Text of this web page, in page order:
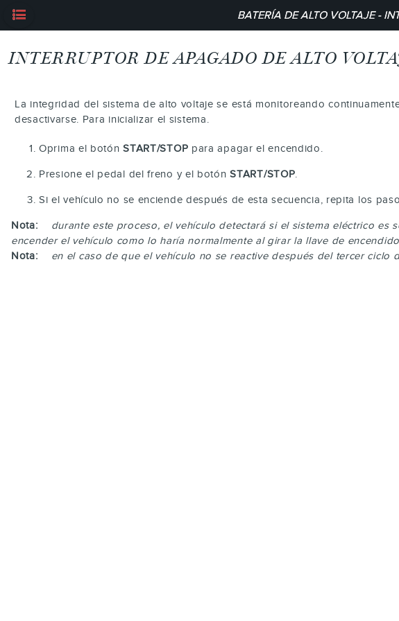
BATERÍA DE ALTO VOLTAJE -
INTERRUPTOR DE APAGADO DE ALTO
La integridad del sistema de alto voltaje se está monitoreando
desactivarse. Para inicializar el sistema.
Oprima el botónSTART/STOP para apagar el encendido.
Presione el pedal del freno y el botónSTART/STOP.
Si el vehículo no se enciende después de esta secuencia, repita los
Nota:
durante este proceso, el vehículo detectará si el sistema eléctrico
encender el vehículo como lo haría normalmente al girar la llave de
Nota:
en el caso de que el vehículo no se reactive después del tercer